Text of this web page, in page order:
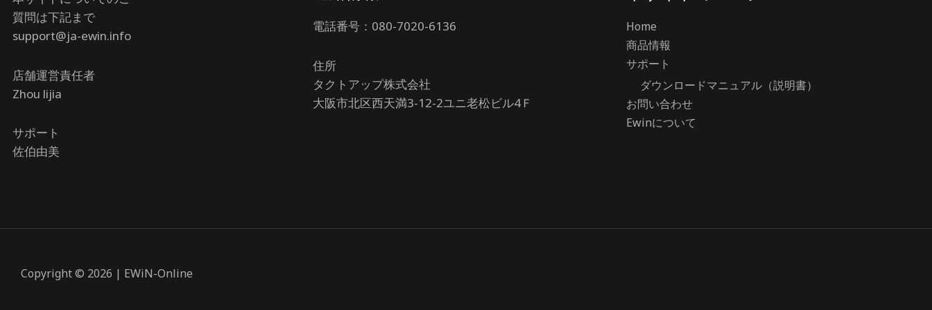
質問は下記まで
support@ja-ewin.info
店舗運営責任者
Zhou lijia
サポート
佐伯由美
電話番号：080-7020-6136
住所
タクトアップ株式会社
大阪市北区西天満3-12-2ユニ老松ビル4Ｆ
Home
商品情報
サポート
ダウンロードマニュアル（説明書）
お問い合わせ
Ewinについて
Copyright © 2026 | EWiN-Online